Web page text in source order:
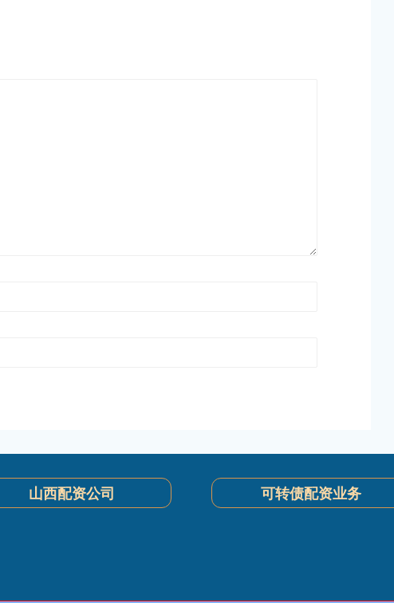
山西配资公司 可转债配资业务